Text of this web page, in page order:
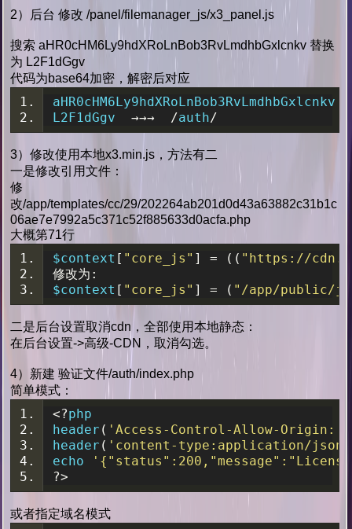
2）后台 修改 /panel/filemanager_js/x3_panel.js
搜索 aHR0cHM6Ly9hdXRoLnBob3RvLmdhbGxlcnkv 替换
为 L2F1dGgv
代码为base64加密，解密后对应
aHR0cHM6Ly9hdXRoLnBob3RvLmdhbGxlcnkv
L2F1dGgv →→→ /auth/
3）修改使用本地x3.min.js，方法有二
一是修改引用文件：
修
改/app/templates/cc/29/202264ab201d0d43a63882c31b1c
06ae7e7992a5c371c52f885633d0acfa.php
大概第71行
$context [ "core_js" ] = (( "https://
修改为:
$context [ "core_js" ] = ( "/app/public/
二是后台设置取消cdn，全部使用本地静态：
在后台设置->高级-CDN，取消勾选。
4）新建 验证文件/auth/index.php
简单模式：
<?php
header ( 'Access-Control-Allow-Origin:
header ( 'content-type:application/json'
echo
?>
或者指定域名模式